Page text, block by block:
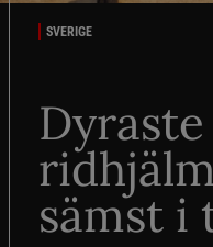
SVERIGE
Dyraste
sämst i